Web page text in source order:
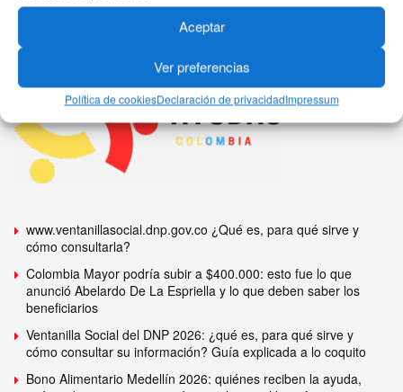
Aceptar
Ver preferencias
Política de cookiesDeclaración de privacidadImpressum
www.ventanillasocial.dnp.gov.co ¿Qué es, para qué sirve y
cómo consultarla?
Colombia Mayor podría subir a $400.000: esto fue lo que
anunció Abelardo De La Espriella y lo que deben saber los
beneficiarios
Ventanilla Social del DNP 2026: ¿qué es, para qué sirve y
cómo consultar su información? Guía explicada a lo coquito
Bono Alimentario Medellín 2026: quiénes reciben la ayuda,